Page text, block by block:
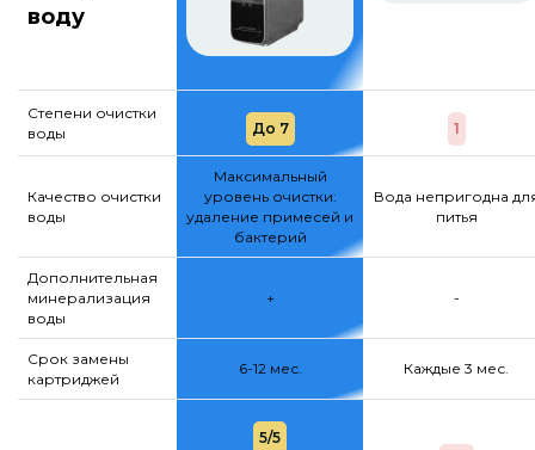
воду
Степени очистки
воды
До 7 1
Качество очистки
воды
Максимальный
уровень очистки:
удаление примесей и
бактерий
Вода непригодна
питья
Дополнительная
минерализация
воды
+ -
Срок замены
картриджей
6-12 мес. Каждые 3 мес.
5/5